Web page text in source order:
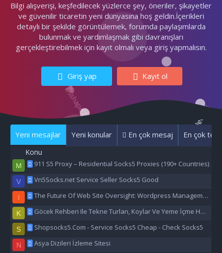
Bilgi alışverişi, keşfedilecek yüzlerce şey, öneriler, şikayetler
ve güvenilir ticaretin yeni dünyasına hoş geldin.İçerikleri
detaylı bir şekilde görüntülemek, forumda paylaşımlarda
bulunmak ve yardımlaşmak gibi davranışları
gerçekleştirebilmek için kayıt olmalı veya giriş yapmalısın.
Giriş yap Kayıt ol
Yeni mesajlar Yeni konular En çok mesaj En çok
Konu
M 911 S5 Proxy – Residential Socks5 Proxies (190+ Countries)
V Vn5Socks.net Service Seller Socks5 Good
I The Future Of Web Site Oversight: Wordpress Management Aı
K Göcek Rehberi Ile Tekne Turları, Koylar Ve Yeme İçme Hakkında Eşsiz Bilgiler
S Shopsocks5.Com - Service Socks5 Cheap - Check Socks5
N Asya Dizileri İzleme Sitesi